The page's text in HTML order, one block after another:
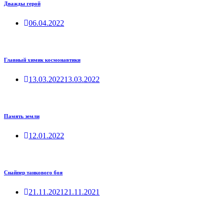
Дважды герой
06.04.2022
Главный химик космонавтики
13.03.202213.03.2022
Память земли
12.01.2022
Снайпер танкового боя
21.11.2021 21.11.2021